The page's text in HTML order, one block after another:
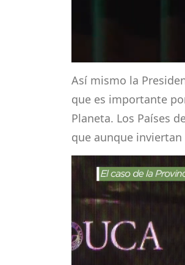
Así mismo la
que es importante
Planeta. Los Países
que aunque